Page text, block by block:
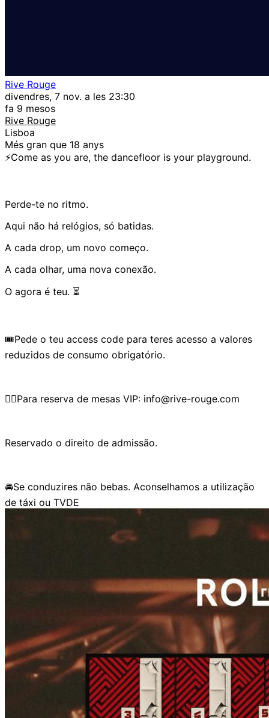
Rive Rouge
divendres, 7 nov. a les 23:30
fa 9 mesos
Rive Rouge
Lisboa
Més gran que 18 anys
⚡️Come as you are, the dancefloor is your playground.
Perde-te no ritmo.
Aqui não há relógios, só batidas.
A cada drop, um novo começo.
A cada olhar, uma nova conexão.
O agora é teu. ⏳
🎟️Pede o teu access code para teres acesso a valores
reduzidos de consumo obrigatório.
👉🏼Para reserva de mesas VIP: info@rive-rouge.com
Reservado o direito de admissão.
🚘Se conduzires não bebas. Aconselhamos a utilização
de táxi ou TVDE